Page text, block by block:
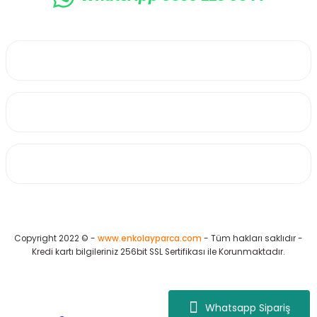
Whatsapp Sipariş
Copyright 2022 © - www.enkolayparca.com - Tüm hakları saklıdır -
Kredi kartı bilgileriniz 256bit SSL Sertifikası ile Korunmaktadır.